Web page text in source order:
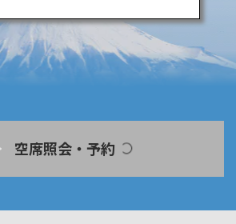
空席照会・予約